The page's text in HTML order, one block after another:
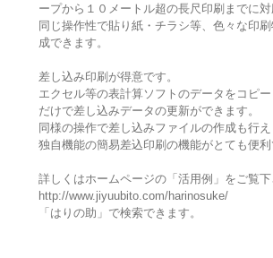
ープから１０メートル超の長尺印刷までに対
同じ操作性で貼り紙・チラシ等、色々な印
成できます。
差し込み印刷が得意です。
エクセル等の表計算ソフトのデータをコピ
だけで差し込みデータの更新ができます。
同様の操作で差し込みファイルの作成も行え
独自機能の簡易差込印刷の機能がとても便利
詳しくはホームページの「活用例」をご覧下
http://www.jiyuubito.com/harinosuke/
「はりの助」で検索できます。